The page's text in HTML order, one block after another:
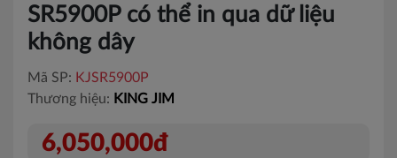
SR5900P có thể in qua dữ liệu
không dây
Mã SP: KJSR5900P
Thương hiệu: KING JIM
6,050,000đ